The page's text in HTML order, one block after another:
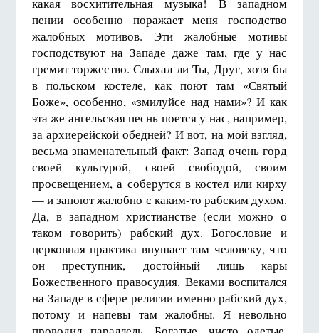
какая восхитительная музыка! В западном
пении особенно поражает меня господство
жалобных мотивов. Эти жалобные мотивы
господствуют на Западе даже там, где у нас
гремит торжество. Слыхал ли Ты, Друг, хотя бы
в польском костеле, как поют там «Святый
Боже», особенно, «змилуйсе над нами»? И как
эта же ангельская песнь поется у нас, например,
за архиерейской обедней? И вот, на мой взгляд,
весьма знаменательный факт: Запад очень горд
своей культурой, своей свободой, своим
просвещением, а соберутся в костел или кирху
— и заноют жалобно с каким-то рабским духом.
Да, в западном христианстве (если можно о
таком говорить) рабский дух. Богословие и
церковная практика внушает там человеку, что
он преступник, достойный лишь кары
Божественного правосудия. Веками воспитался
на Западе в сфере религии именно рабский дух,
потому и напевы там жалобны. Я невольно